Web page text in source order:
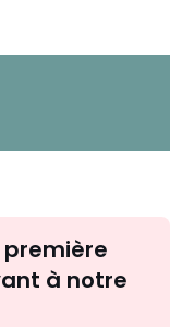
première
à notre